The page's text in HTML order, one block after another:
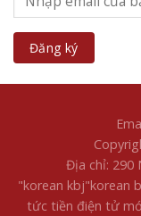
Địa chỉ: 290
"korean kbj​"korean
tức tiền điện tử